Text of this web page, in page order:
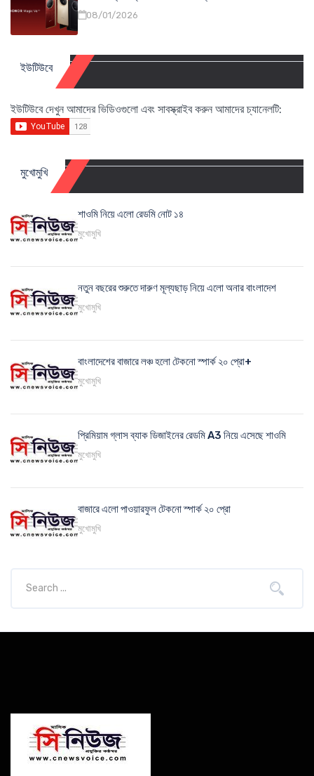
08/01/2026
ইউটিউবে
ইউটিউবে দেখুন আমাদের ভিডিওগুলো এবং সাবস্ক্রাইব করুন আমাদের চ্যানেলটি:
মুখোমুখি
শাওমি নিয়ে এলো রেডমি নোট ১৪
মুখোমুখি
নতুন বছরের শুরুতে দারুণ মূল্যছাড় নিয়ে এলো অনার বাংলাদেশ
মুখোমুখি
বাংলাদেশের বাজারে লঞ্চ হলো টেকনো স্পার্ক ২০ প্রো+
মুখোমুখি
প্রিমিয়াম গ্লাস ব্যাক ডিজাইনের রেডমি A3 নিয়ে এসেছে শাওমি
মুখোমুখি
বাজারে এলো পাওয়ারফুল টেকনো স্পার্ক ২০ প্রো
মুখোমুখি